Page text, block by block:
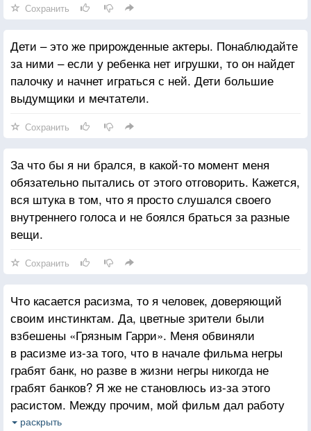
Сохранить
Дети – это же прирожденные актеры. Понаблюдайте
за ними – если у ребенка нет игрушки, то он найдет
палочку и начнет играться с ней. Дети большие
выдумщики и мечтатели.
Сохранить
За что бы я ни брался, в какой-то момент меня
обязательно пытались от этого отговорить. Кажется,
вся штука в том, что я просто слушался своего
внутреннего голоса и не боялся браться за разные
вещи.
Сохранить
Что касается расизма, то я человек, доверяющий
своим инстинктам. Да, цветные зрители были
взбешены «Грязным Гарри». Меня обвиняли
в расизме из-за того, что в начале фильма негры
грабят банк, но разве в жизни негры никогда не
грабят банков? Я же не становлюсь из-за этого
расистом. Между прочим, мой фильм дал работу
четверым неграм-каскадерам, но на это не обратили
раскрыть